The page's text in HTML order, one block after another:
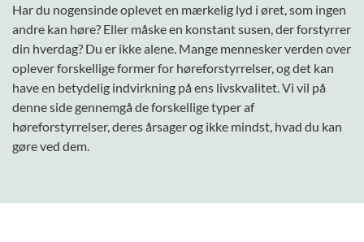
Har du nogensinde oplevet en mærkelig lyd i øret, som ingen
andre kan høre? Eller måske en konstant susen, der forstyrrer
din hverdag? Du er ikke alene. Mange mennesker verden over
oplever forskellige former for høreforstyrrelser, og det kan
have en betydelig indvirkning på ens livskvalitet. Vi vil på
denne side gennemgå de forskellige typer af
høreforstyrrelser, deres årsager og ikke mindst, hvad du kan
gøre ved dem.